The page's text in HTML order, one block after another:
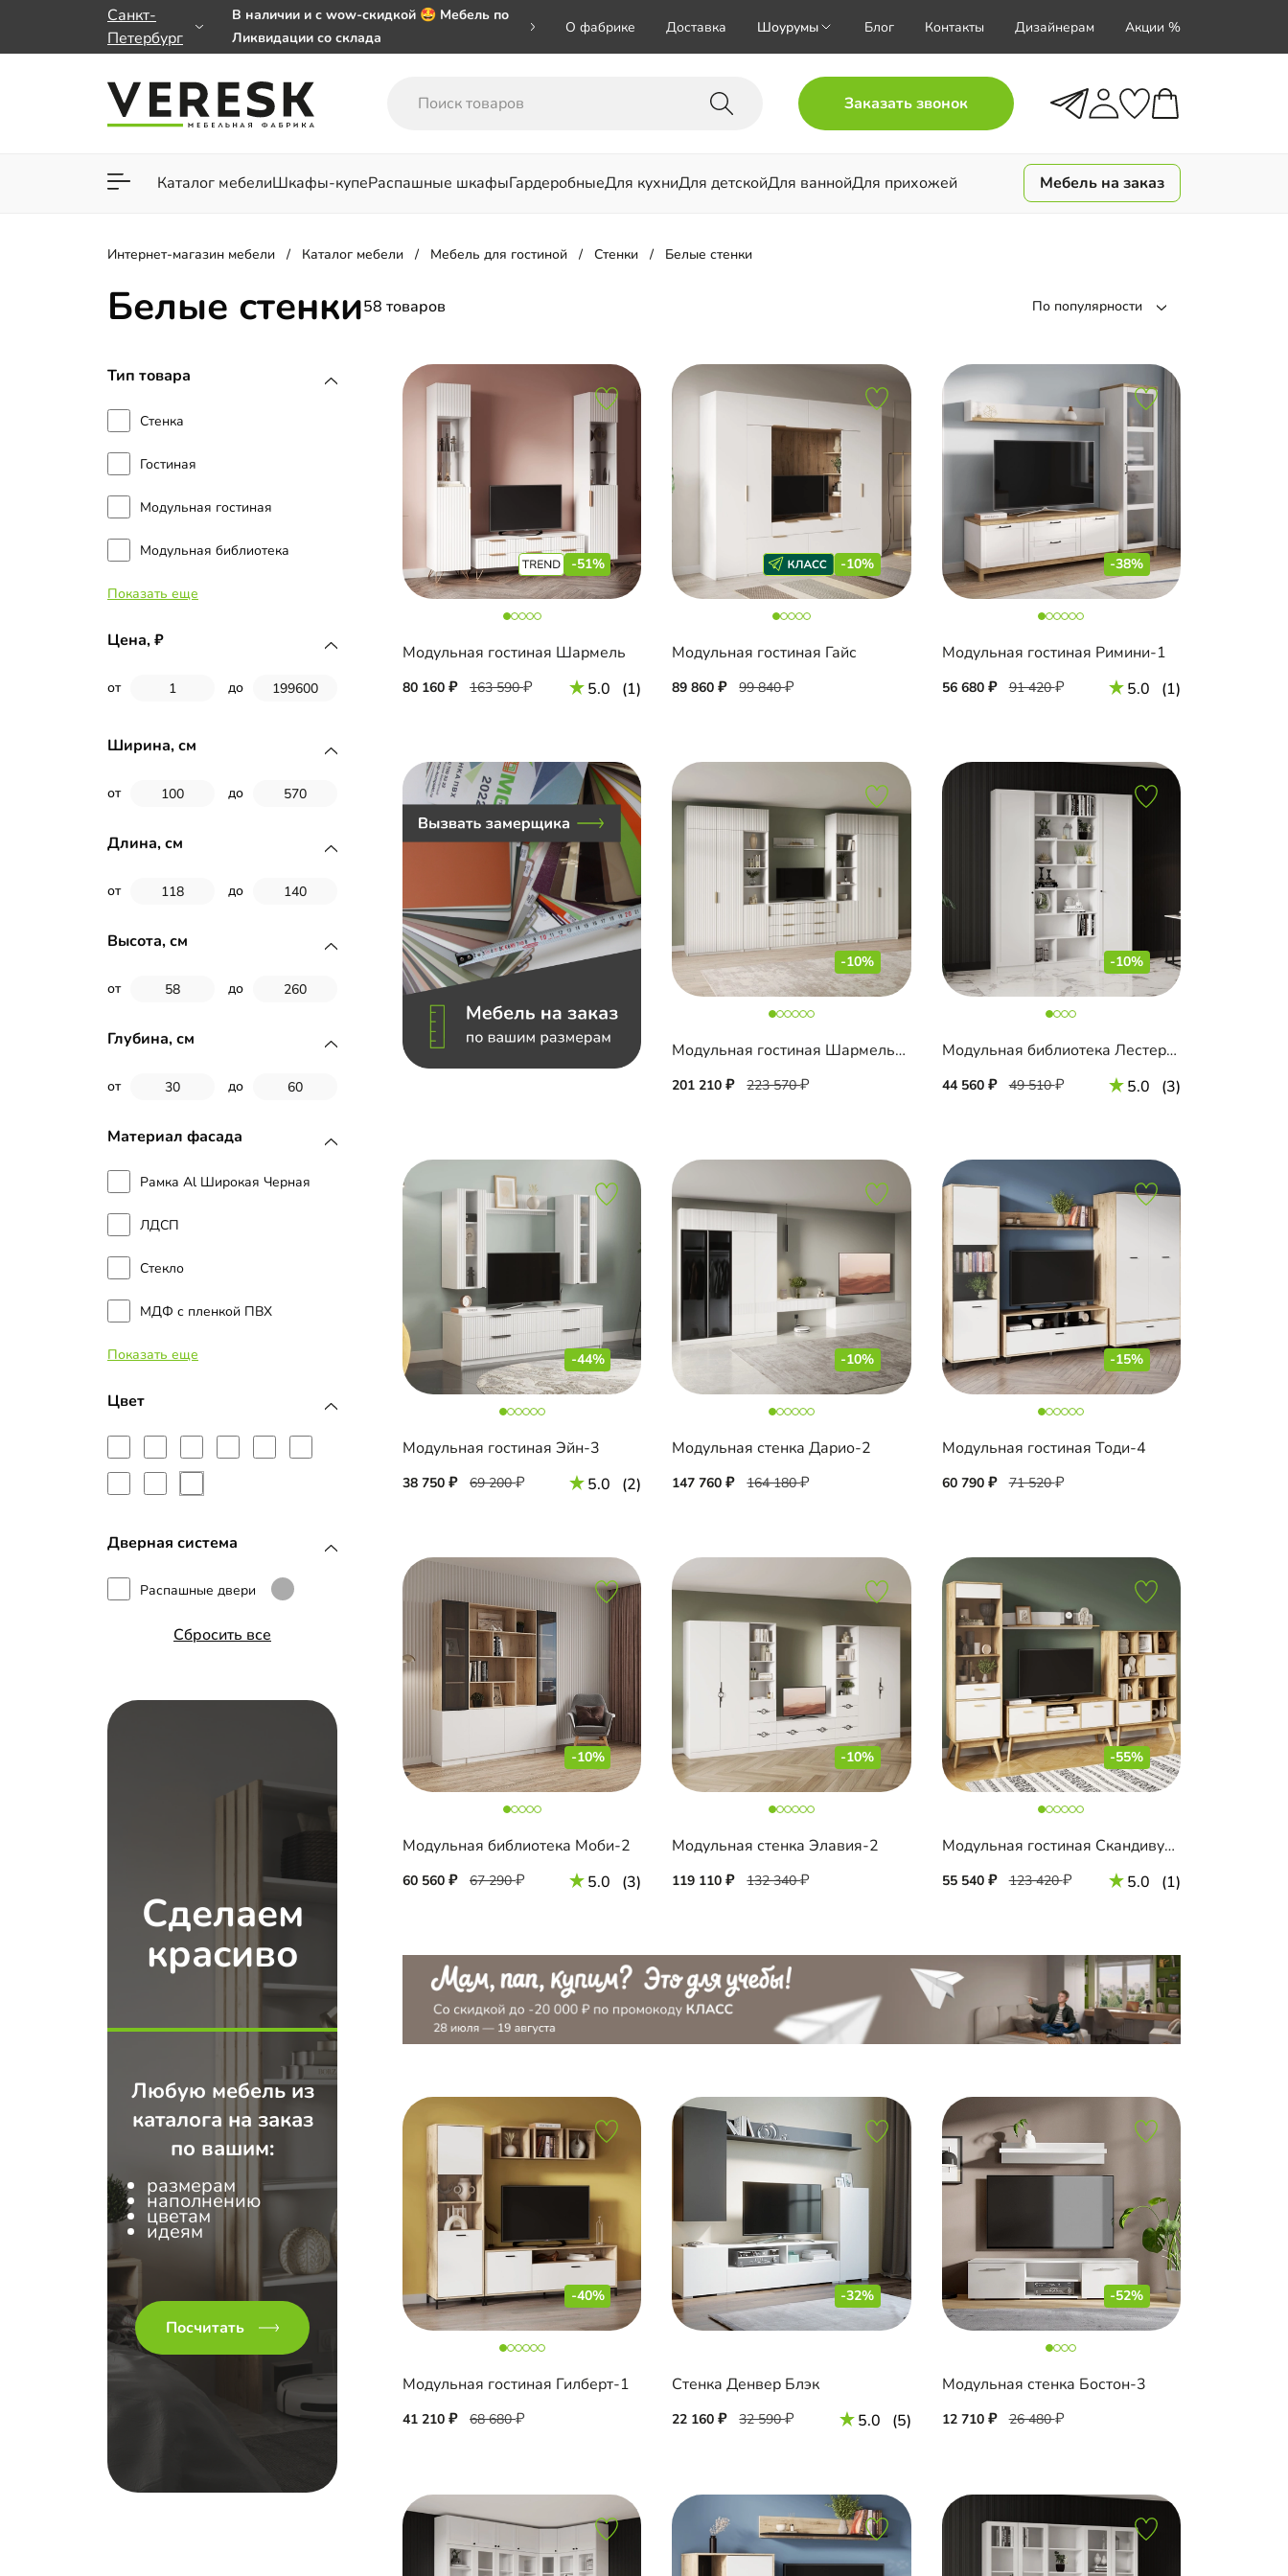
Санкт-
Петербург
В наличии и с wow-скидкой 🤩 Мебель по
Ликвидации со склада
заказе от 50 000 ₽
Важно! Наш Whatsapp переехал на номер
О фабрике Доставка Шоурумы Блог Контакты Дизайнерам Акции %
Заказать звонок
Каталог мебелиШкафы-купеРаспашные шкафыГардеробныеДля кухниДля детскойДля ваннойДля прихожей
Для гостиной Для спальни
Мебель на заказ
Интернет-магазин мебели Каталог мебели Мебель для гостиной Стенки Белые стенки
Белые стенки58 товаров По популярности
Тип товара
Стенка
Гостиная
Модульная гостиная
Модульная библиотека
Модульная стенка
Показать еще
Цена,
от до
Ширина, см
от до
Длина, см
от до
Высота, см
от до
Глубина, см
от до
Материал фасада
Рамка Al Широкая Черная
ЛДСП
Стекло
МДФ с пленкой ПВХ
Рамка МДФ
Показать еще
Цвет
Дверная система
Распашные двери
Сбросить все
Сделаем
красиво
Любую мебель из
каталога на заказ
по вашим:
размерам
наполнению
цветам
идеям
Посчитать
-51%
Модульная гостиная Шармель
80 160 163 590 5.0 (1)
-10%
Модульная гостиная Гайс
89 860 99 840
-38%
Модульная гостиная Римини-1
56 680 91 420 5.0 (1)
-10%
Модульная гостиная Шармель-3 Лайф
201 210 223 570
-10%
Модульная библиотека Лестер-6
44 560 49 510 5.0 (3)
-44%
Модульная гостиная Эйн-3
38 750 69 200 5.0 (2)
-10%
Модульная стенка Дарио-2
147 760 164 180
-15%
Модульная гостиная Тоди-4
60 790 71 520
-10%
Модульная библиотека Моби-2
60 560 67 290 5.0 (3)
-10%
Модульная стенка Элавия-2
119 110 132 340
-55%
Модульная гостиная Скандивуд-2
55 540 123 420 5.0 (1)
-40%
Модульная гостиная Гилберт-1
41 210 68 680
-32%
Стенка Денвер Блэк
22 160 32 590 5.0 (5)
-52%
Модульная стенка Бостон-3
12 710 26 480